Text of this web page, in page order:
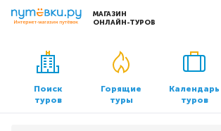
МАГАЗИН
ОНЛАЙН-ТУРОВ
Сервисы
Бронирование отелей
Трансфер
О компании
О нас
Контакты
Поиск
туров
Горящие
туры
Календарь
туров